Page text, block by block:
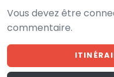
Vous devez être
commentaire.